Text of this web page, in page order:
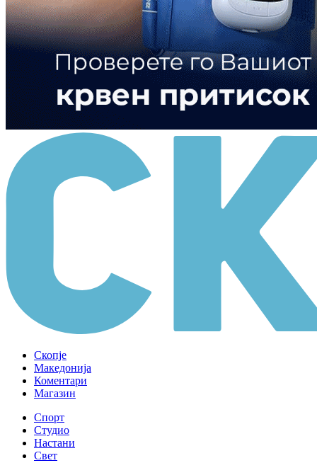
Скопје
Македонија
Коментари
Магазин
Спорт
Студио
Настани
Свет